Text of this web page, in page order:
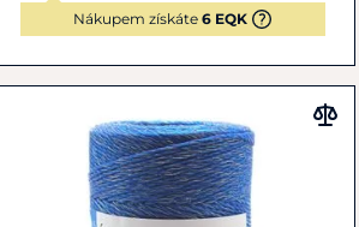
Nákupem získáte6 EQK